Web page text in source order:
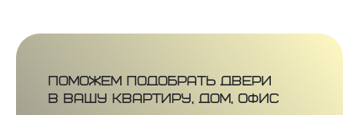
Поможем подобрать двери
в вашу квартиру, дом, офис